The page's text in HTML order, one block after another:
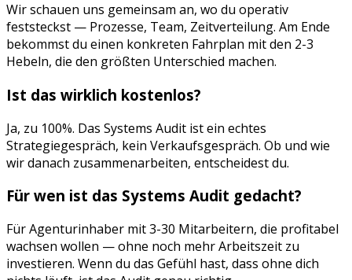
Wir schauen uns gemeinsam an, wo du operativ
feststeckst — Prozesse, Team, Zeitverteilung. Am Ende
bekommst du einen konkreten Fahrplan mit den 2-3
Hebeln, die den größten Unterschied machen.
Ist das wirklich kostenlos?
Ja, zu 100%. Das Systems Audit ist ein echtes
Strategiegespräch, kein Verkaufsgespräch. Ob und wie
wir danach zusammenarbeiten, entscheidest du.
Für wen ist das Systems Audit gedacht?
Für Agenturinhaber mit 3-30 Mitarbeitern, die profitabel
wachsen wollen — ohne noch mehr Arbeitszeit zu
investieren. Wenn du das Gefühl hast, dass ohne dich